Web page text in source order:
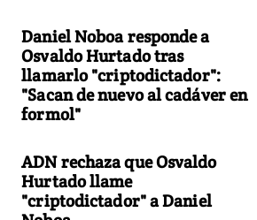
Daniel Noboa responde a
Osvaldo Hurtado tras
llamarlo "criptodictador":
"Sacan de nuevo al cadáver en
formol"
ADN rechaza que Osvaldo
Hurtado llame
"criptodictador" a Daniel